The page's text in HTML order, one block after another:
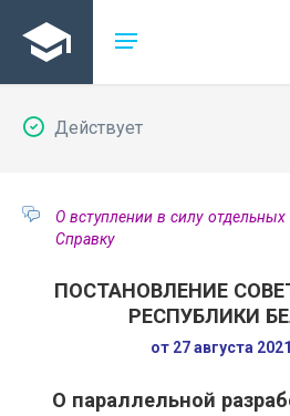
Действует
О вступлении в силу
Справку
ПОСТАНОВЛЕНИЕ
РЕСПУБЛИКИ
от 27 августа
О параллельной